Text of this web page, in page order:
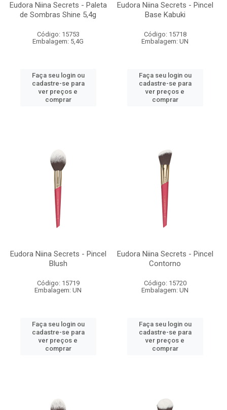
Eudora Niina Secrets - Paleta
de Sombras Shine 5,4g
Código: 15753
Embalagem: 5,4G
Faça seu login ou
cadastre-se para
ver preços e
comprar
Eudora Niina Secrets - Pincel
Base Kabuki
Código: 15718
Embalagem: UN
Faça seu login ou
cadastre-se para
ver preços e
comprar
Eudora Niina Secrets - Pincel
Blush
Código: 15719
Embalagem: UN
Faça seu login ou
cadastre-se para
ver preços e
comprar
Eudora Niina Secrets - Pincel
Contorno
Código: 15720
Embalagem: UN
Faça seu login ou
cadastre-se para
ver preços e
comprar